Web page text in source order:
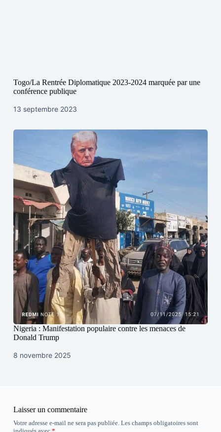
Togo/La Rentrée Diplomatique 2023-2024 marquée par une
conférence publique
13 septembre 2023
Nigeria : Manifestation populaire contre les menaces de
Donald Trump
8 novembre 2025
Laisser un commentaire
Votre adresse e-mail ne sera pas publiée. Les champs obligatoires sont